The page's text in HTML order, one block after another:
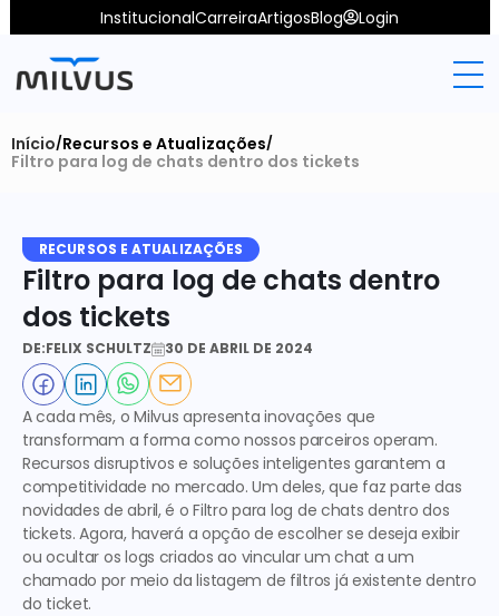
InstitucionalCarreiraArtigosBlog Login
Início/Recursos e Atualizações/
Filtro para log de chats dentro dos tickets
RECURSOS E ATUALIZAÇÕES
Filtro para log de chats dentro
dos tickets
DE:FELIX SCHULTZ 30 DE ABRIL DE 2024
A cada mês, o Milvus apresenta inovações que
transformam a forma como nossos parceiros operam.
Recursos disruptivos e soluções inteligentes garantem a
competitividade no mercado. Um deles, que faz parte das
novidades de abril, é o Filtro para log de chats dentro dos
tickets. Agora, haverá a opção de escolher se deseja exibir
ou ocultar os logs criados ao vincular um chat a um
chamado por meio da listagem de filtros já existente dentro
do ticket.